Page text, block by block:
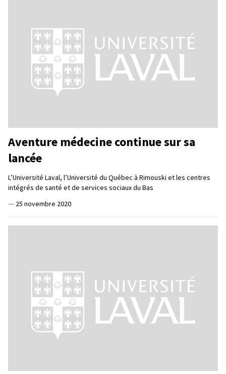
Aventure médecine continue sur sa
lancée
L’Université Laval, l’Université du Québec à Rimouski et les centres
intégrés de santé et de services sociaux du Bas
— 25 novembre 2020